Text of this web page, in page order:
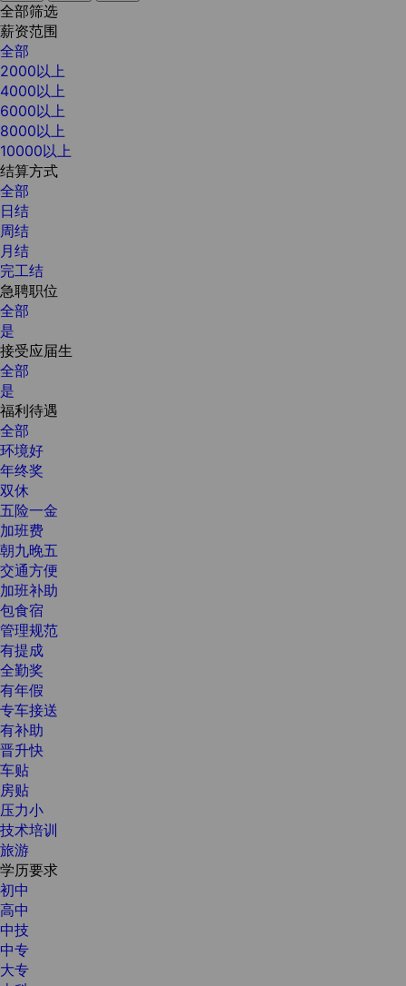
全部筛选
薪资范围
全部
2000以上
4000以上
6000以上
8000以上
10000以上
结算方式
全部
日结
周结
月结
完工结
急聘职位
全部
是
接受应届生
全部
是
福利待遇
全部
环境好
年终奖
双休
五险一金
加班费
朝九晚五
交通方便
加班补助
包食宿
管理规范
有提成
全勤奖
有年假
专车接送
有补助
晋升快
车贴
房贴
压力小
技术培训
旅游
学历要求
初中
高中
中技
中专
大专